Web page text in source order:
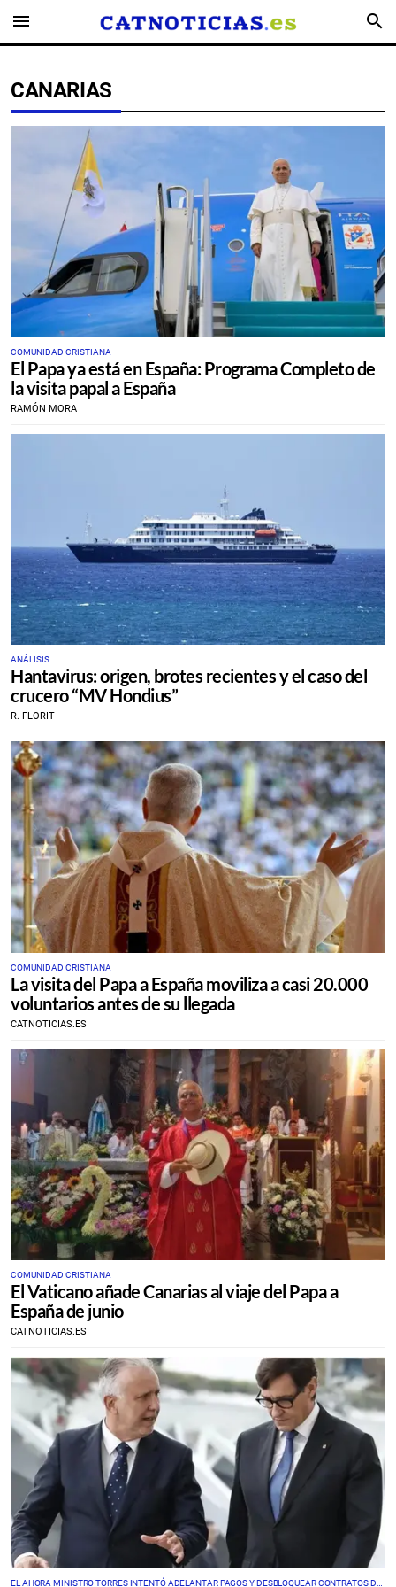
menu search
CANARIAS
COMUNIDAD CRISTIANA
El Papa ya está en España: Programa Completo de
la visita papal a España
RAMÓN MORA
ANÁLISIS
Hantavirus: origen, brotes recientes y el caso del
crucero “MV Hondius”
R. FLORIT
COMUNIDAD CRISTIANA
La visita del Papa a España moviliza a casi 20.000
voluntarios antes de su llegada
CATNOTICIAS.ES
COMUNIDAD CRISTIANA
El Vaticano añade Canarias al viaje del Papa a
España de junio
CATNOTICIAS.ES
EL AHORA MINISTRO TORRES INTENTÓ ADELANTAR PAGOS Y DESBLOQUEAR CONTRATOS DE